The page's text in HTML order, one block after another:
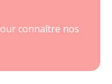
connaître nos